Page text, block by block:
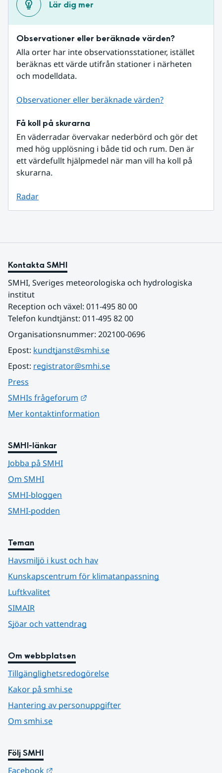
Lär dig mer
Observationer eller beräknade värden?
Alla orter har inte observationsstationer, istället
beräknas ett värde utifrån stationer i närheten
och modelldata.
Observationer eller beräknade värden?
Få koll på skurarna
En väderradar övervakar nederbörd och gör det
med hög upplösning i både tid och rum. Den är
ett värdefullt hjälpmedel när man vill ha koll på
skurarna.
Radar
Kontakta SMHI
SMHI, Sveriges meteorologiska och hydrologiska
institut
Reception och växel: 011-495 80 00
Telefon kundtjänst: 011-495 82 00
Organisationsnummer: 202100-0696
Epost: kundtjanst@smhi.se
Epost: registrator@smhi.se
Press
SMHIs frågeforum
Mer kontaktinformation
SMHI-länkar
Jobba på SMHI
Om SMHI
SMHI-bloggen
SMHI-podden
Teman
Havsmiljö i kust och hav
Kunskapscentrum för klimatanpassning
Luftkvalitet
SIMAIR
Sjöar och vattendrag
Om webbplatsen
Tillgänglighetsredogörelse
Kakor på smhi.se
Hantering av personuppgifter
Om smhi.se
Följ SMHI
Facebook